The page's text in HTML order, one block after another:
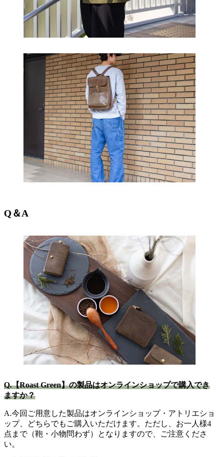
Q＆A
Q.【Roast Green】の製品はオンラインショップで購入でき
ますか？
A.今回ご用意した製品はオンラインショップ・アトリエショ
ップ、どちらでもご購入いただけます。ただし、お一人様4
点まで（鞄・小物問わず）となりますので、ご注意くださ
い。